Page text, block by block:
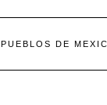
PUEBLOS DE